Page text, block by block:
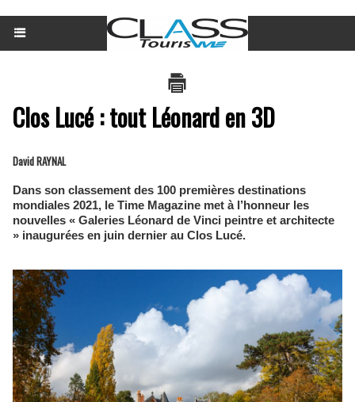
Clos Lucé : tout Léonard en 3D
David RAYNAL
Dans son classement des 100 premières destinations
mondiales 2021, le Time Magazine met à l’honneur les
nouvelles « Galeries Léonard de Vinci peintre et architecte
» inaugurées en juin dernier au Clos Lucé.